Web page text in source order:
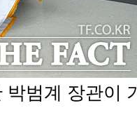
박범계 장관이